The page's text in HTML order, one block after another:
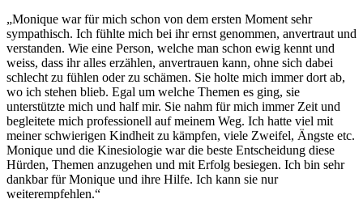
„Monique war für mich schon von dem ersten Moment sehr
sympathisch. Ich fühlte mich bei ihr ernst genommen, anvertraut und
verstanden. Wie eine Person, welche man schon ewig kennt und
weiss, dass ihr alles erzählen, anvertrauen kann, ohne sich dabei
schlecht zu fühlen oder zu schämen. Sie holte mich immer dort ab,
wo ich stehen blieb. Egal um welche Themen es ging, sie
unterstützte mich und half mir. Sie nahm für mich immer Zeit und
begleitete mich professionell auf meinem Weg. Ich hatte viel mit
meiner schwierigen Kindheit zu kämpfen, viele Zweifel, Ängste etc.
Monique und die Kinesiologie war die beste Entscheidung diese
Hürden, Themen anzugehen und mit Erfolg besiegen. Ich bin sehr
dankbar für Monique und ihre Hilfe. Ich kann sie nur
weiterempfehlen.“